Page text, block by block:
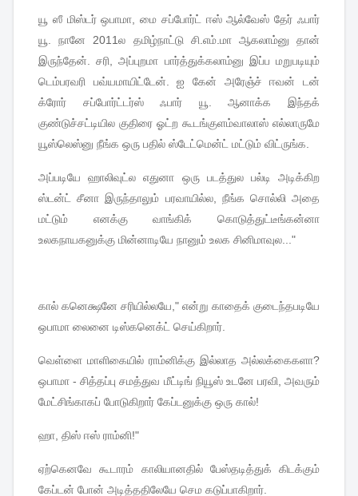
யூ ஸீ மிஸ்டர் ஒபாமா ,மை சப்போர்ட் ஈஸ் ஆல்வேஸ் தேர் ஃபார்
யூ .நானே 2011ல தமிழ்நாட்டு சி எம். மா ஆகலாம்னு
தான்
இருந்தேன் .சரி ,அப்புறமா பார்த்துக்கலாம்னு இப்ப மறுபடியும்
டெம்பரவரி
பவ்யமாயிட்டேன் .ஐ கேன் அரேஞ்ச் ஈவன்
டன்
க்ரோர்
சப்போர்ட்டர்ஸ் ஃபார் யூ .ஆனாக்க
இந்தக்
குண்டுச்சட்டியில குதிரை ஓட்ற கூடங்குளம்வாலாஸ் எல்லாருமே
யூஸ்லெஸ்னு நீங்க ஒரு பதில் ஸ்டேட்மென்ட் மட்டும் விட்ருங்க
அப்படியே ஹாலிவுட்ல எதுனா ஒரு படத்துல பல்டி
அடிக்கிற
ஸ்டன்ட்
சீனா இருந்தாலும் பரவாயில்ல, நீங்க சொல்லி அதை
மட்டும்
எனக்கு வாங்கிக்
கொடுத்துட்டீங்கன்னா
உலகநாயகனுக்கு மின்னாடியே நானும் உலக சினிமாவுல ..."
கால் கனெக்ஷனே சரியில்லயே ," என்று காதைக் குடைந்தபடியே
ஒபாமா லைனை டிஸ்கனெக்ட் செய்கிறார்
வெள்ளை மாளிகையில் ராம்னிக்கு இல்லாத அல்லக்கைகளா?
ஒபாமா -சித்தப்பு சமத்துவ மீட்டிங் நியூஸ் உடனே பரவி அவரும்
மேட்சிங்காகப் போடுகிறார் கேப்டனுக்கு ஒரு கால்!
ஹா திஸ் ஈஸ் ராம்னி!"
ஏற்கெனவே கூடாரம் காலியானதில் பேஸ்தடித்துக்
கிடக்கும்
கேப்டன் போன் அடித்ததிலேயே செம கடுப்பாகிறார்